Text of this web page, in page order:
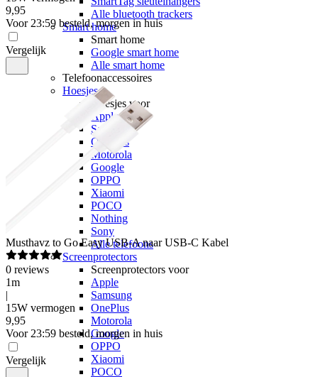
Alle bluetooth trackers
Smart home
Smart home
Google smart home
Alle smart home
Telefoonaccessoires
Hoesjes
Hoesjes voor
Apple
Samsung
OnePlus
Motorola
Google
OPPO
Xiaomi
POCO
Nothing
Sony
Alle telefoons
Screenprotectors
Screenprotectors voor
Apple
Samsung
OnePlus
Motorola
Google
OPPO
Xiaomi
POCO
9,95
Voor 23:59 besteld, morgen in huis
Vergelijk
Musthavz to Go Easy USB-A naar USB-C Kabel
0 reviews
1m
|
15W vermogen
9,95
Voor 23:59 besteld, morgen in huis
Vergelijk